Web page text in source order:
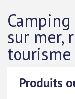
sur mer,
tourisme
Produits